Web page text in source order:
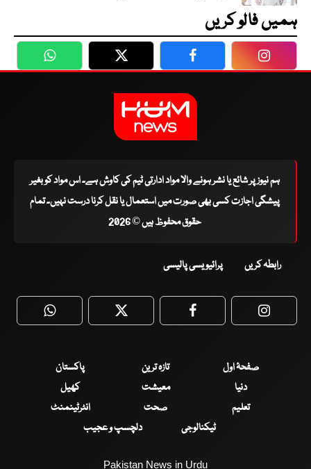
ہمیں فالو کریں
WhatsApp Twitter Facebook
ہم نیوز پر شائع یا نشر ہونے والا مواد ادارتی ٹیم کی کاوش ہے۔ اس مواد کو بغیر
پیشگی اجازت کسی بھی صورت میں استعمال یا نقل کرنا درست نہیں۔ تمام
حقوق محفوظ ہیں © 2026
رابطہ کریں پرائیویسی پالیسی
WhatsApp Twitter Facebook
صفحۂ اول تازہ ترین
پاکستان
دنیا
معیشت
کھیل
تعلیم
صحت
انٹرٹینمنٹ
ٹیکنالوجی
دلچسپ و عجیب
Pakistan News in Urdu